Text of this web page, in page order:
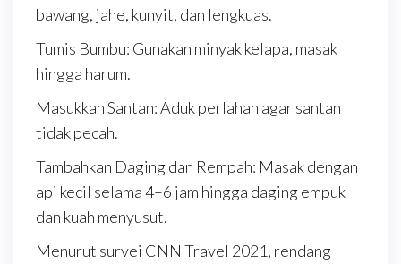
bawang, jahe, kunyit, dan lengkuas.
Tumis Bumbu: Gunakan minyak kelapa, masak
hingga harum.
Masukkan Santan: Aduk perlahan agar santan
tidak pecah.
Tambahkan Daging dan Rempah: Masak dengan
api kecil selama 4–6 jam hingga daging empuk
dan kuah menyusut.
Menurut survei CNN Travel 2021, rendang